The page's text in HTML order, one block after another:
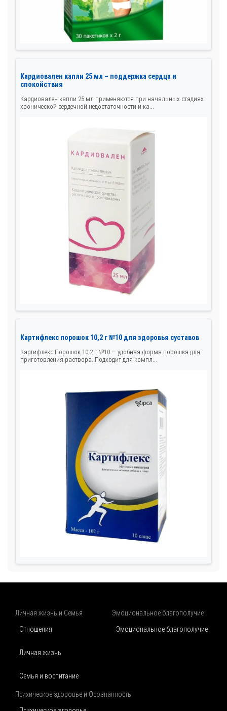
Кардиовален капли 25 мл – поддержка сердца и
спокойствия
Кардиовален капли 25 мл применяются при начальных стадиях
хронической сердечной недостаточности и ка...
Картифлекс порошок 10,2 г №10 для здоровья суставов
Картифлекс Порошок 10,2 г №10 — удобная форма порошка для
приготовления раствора. Подходит для компл...
Личная жизнь и Семья
Отношения
Личная жизнь
Семья и воспитание
Эмоциональное благополучие
Эмоциональное благополучие
Психическое здоровье и Осознанность